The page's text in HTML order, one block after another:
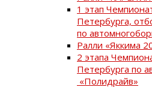
1 этап
Петербурга,
по
Ралли «Яккима
2 этапа
Петербурга по
«Полидрайв»